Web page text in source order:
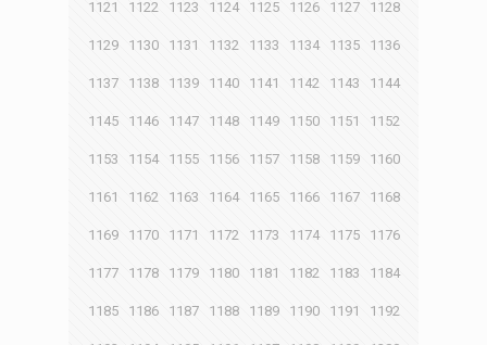
1121 1122 1123 1124 1125 1126 1127 1128
1129 1130 1131 1132 1133 1134 1135 1136
1137 1138 1139 1140 1141 1142 1143 1144
1145 1146 1147 1148 1149 1150 1151 1152
1153 1154 1155 1156 1157 1158 1159 1160
1161 1162 1163 1164 1165 1166 1167 1168
1169 1170 1171 1172 1173 1174 1175 1176
1177 1178 1179 1180 1181 1182 1183 1184
1185 1186 1187 1188 1189 1190 1191 1192